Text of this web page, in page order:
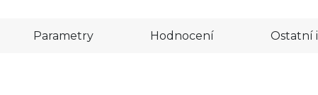
Parametry Hodnocení Ostatní